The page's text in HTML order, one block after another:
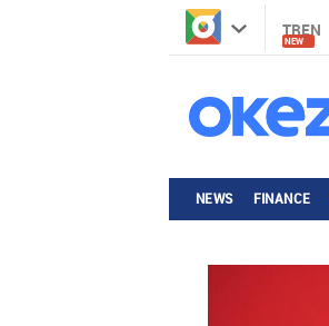
TREN
NEW
NEWS FINANCE